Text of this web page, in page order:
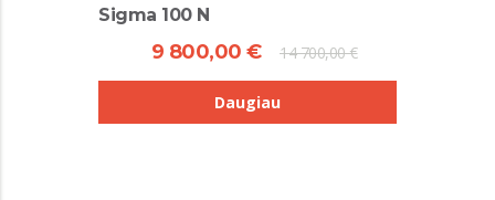
Sigma 100 N
9 800,00 € 14 700,00 €
Daugiau